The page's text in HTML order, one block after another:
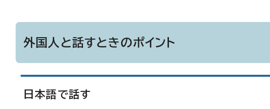
外国人と話すときのポイント
日本語で話す